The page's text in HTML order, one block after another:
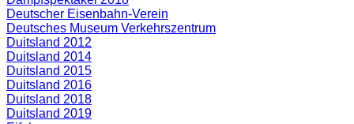
Deutscher Eisenbahn-Verein
Deutsches Museum Verkehrszentrum
Duitsland 2012
Duitsland 2014
Duitsland 2015
Duitsland 2016
Duitsland 2018
Duitsland 2019